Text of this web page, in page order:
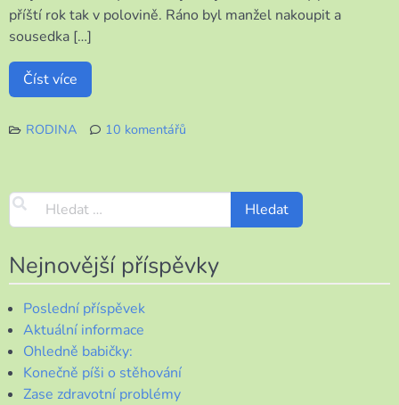
příští rok tak v polovině. Ráno byl manžel nakoupit a
sousedka […]
Číst více
RODINA
10 komentářů
pomáhat
Nejnovější příspěvky
Poslední příspěvek
Aktuální informace
Ohledně babičky:
Konečně píši o stěhování
Zase zdravotní problémy